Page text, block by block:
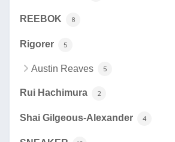
REEBOK 8
Rigorer 5
Austin Reaves 5
Rui Hachimura 2
Shai Gilgeous-Alexander 4